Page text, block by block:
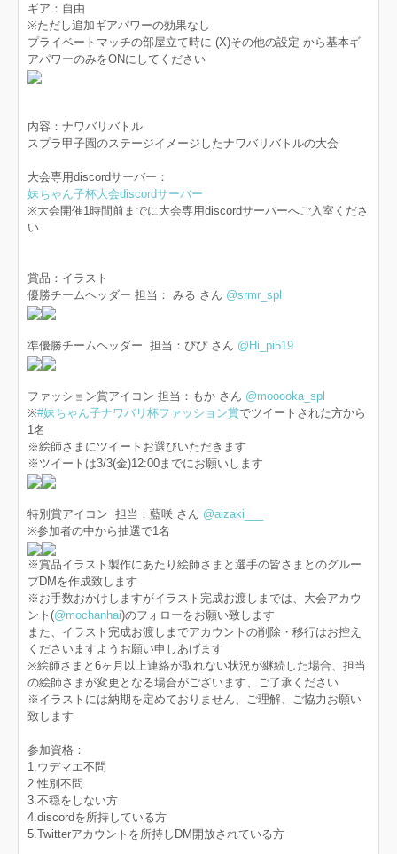
ギア：自由
※ただし追加ギアパワーの効果なし
プライベートマッチの部屋立て時に (X)その他の設定 から基本ギ
アパワーのみをONにしてください
内容：ナワバリバトル
スプラ甲子園のステージイメージしたナワバリバトルの大会
大会専用discordサーバー：
妹ちゃん子杯大会discordサーバー
※大会開催1時間前までに大会専用discordサーバーへご入室くださ
い
賞品：イラスト
優勝チームヘッダー 担当： みる さん @srmr_spl
準優勝チームヘッダー 担当：ぴぴ さん @Hi_pi519
ファッション賞アイコン 担当：もか さん @mooooka_spl
※#妹ちゃん子ナワバリ杯ファッション賞でツイートされた方から
1名
※絵師さまにツイートお選びいただきます
※ツイートは3/3(金)12:00までにお願いします
特別賞アイコン 担当：藍咲 さん @aizaki___
※参加者の中から抽選で1名
※賞品イラスト製作にあたり絵師さまと選手の皆さまとのグルー
プDMを作成致します
※お手数おかけしますがイラスト完成お渡しまでは、大会アカウ
ント(@mochanhai)のフォローをお願い致します
また、イラスト完成お渡しまでアカウントの削除・移行はお控え
くださいますようお願い申しあげます
※絵師さまと6ヶ月以上連絡が取れない状況が継続した場合、担当
の絵師さまが変更となる場合がございます、ご了承ください
※イラストには納期を定めておりません、ご理解、ご協力お願い
致します
参加資格：
1.ウデマエ不問
2.性別不問
3.不穏をしない方
4.discordを所持している方
5.Twitterアカウントを所持しDM開放されている方